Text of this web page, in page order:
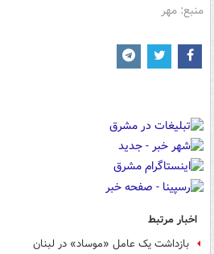
منبع: مهر
اخبار مرتبط
بازداشت یک عامل «موساد» در لبنان